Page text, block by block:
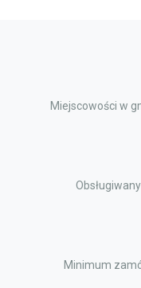
Miejscowości w
Minimum